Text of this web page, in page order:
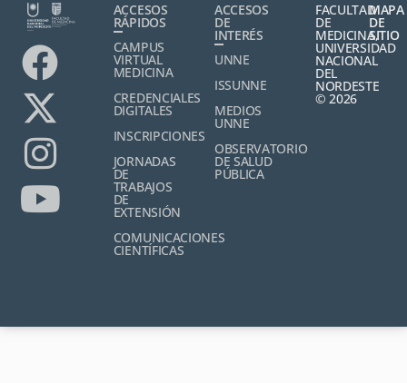
ACCESOS
RÁPIDOS
CAMPUS
VIRTUAL
MEDICINA
CREDENCIALES
DIGITALES
INSCRIPCIONES
JORNADAS
DE
TRABAJOS
DE
EXTENSIÓN
COMUNICACIONES
CIENTÍFICAS
ACCESOS
DE
INTERÉS
UNNE
ISSUNNE
MEDIOS
UNNE
OBSERVATORIO
DE SALUD
PÚBLICA
FACULTAD
DE
MEDICINA,
UNIVERSIDAD
NACIONAL
DEL
NORDESTE
© 2026
MAPA
DE
SITIO